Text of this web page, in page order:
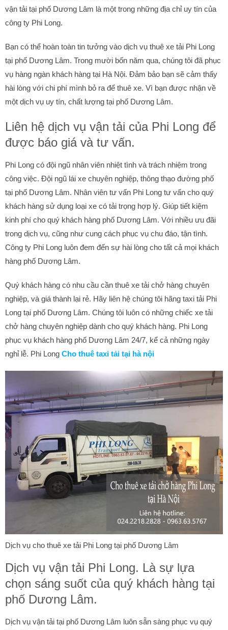
vận tải tại phố Dương Lâm là một trong những địa chỉ uy tín của
công ty Phi Long.
Bạn có thể hoàn toàn tin tưởng vào dịch vụ thuê xe tải Phi Long
tại phố Dương Lâm. Trong mười bốn năm qua, chúng tôi đã phục
vụ hàng ngàn khách hàng tại Hà Nội. Đảm bảo bạn sẽ cảm thấy
hài lòng với chi phí mình bỏ ra để thuê xe. Vì bạn được nhận về
một dịch vụ uy tín, chất lượng tại phố Dương Lâm.
Liên hệ dịch vụ vận tải của Phi Long để
được báo giá và tư vấn.
Phi Long có đội ngũ nhân viên nhiệt tình và trách nhiệm trong
công việc. Đội ngũ lái xe chuyên nghiệp, thông thạo đường phố
tại phố Dương Lâm. Nhân viên tư vấn Phi Long tư vấn cho quý
khách hàng sử dụng loại xe có tải trọng hợp lý. Giúp tiết kiệm
kinh phí cho quý khách hàng phố Dương Lâm. Với nhiều ưu đãi
trong dịch vụ, cũng như cung cách phục vụ chu đáo, tận tình.
Công ty Phi Long luôn đem đến sự hài lòng cho tất cả mọi khách
hàng phố Dương Lâm.
Quý khách hàng có nhu cầu cần thuê xe tải chở hàng chuyên
nghiệp, và giá thành lại rẻ. Hãy liên hệ chúng tôi hãng taxi tải Phi
Long tại phố Dương Lâm. Chúng tôi luôn có những chiếc xe tải
chở hàng chuyên nghiệp dành cho quý khách hàng. Phi Long
phục vụ khách hàng phố Dương Lâm 24/7, kể cả những ngày
nghỉ lễ. Phi Long Cho thuê taxi tải tại hà nội
Dịch vụ cho thuê xe tải Phi Long tại phố Dương Lâm
Dịch vụ vận tải Phi Long. Là sự lựa
chọn sáng suốt của quý khách hàng tại
phố Dương Lâm.
Dịch vụ vận tải tại phố Dương Lâm luôn sẵn sàng phục vụ quý